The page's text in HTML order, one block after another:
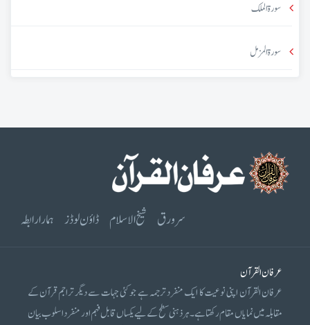
سورۃ الملک
سورۃ المزمل
سرورق شیخ الاسلام ڈاؤن لوڈز ہمارا رابطہ
عرفان القرآن
عرفان القرآن اپنی نوعیت کا ایک منفرد ترجمہ ہے جو کئی جہات سے دیگر تراجم قرآن کے
مقابلہ میں نمایاں مقام رکھتا ہے۔ ہر ذہنی سطح کے لیے یکساں قابل فہم اور منفرد اسلوب بیان